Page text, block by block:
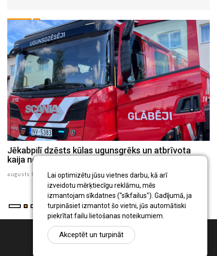
Lai optimizētu jūsu vietnes darbu, kā arī
izveidotu mērķtiecīgu reklāmu, mēs
izmantojam sīkdatnes ("sīkfailus"). Gadījumā, ja
turpināsiet izmantot šo vietni, jūs automātiski
piekrītat failu lietošanas noteikumiem.
Akceptēt un turpināt
Jēkabpilī dzēsts kūlas ugunsgrēks un atbrīvota
kaija no 30 metru augsta torņa
augusts 05 , 2026